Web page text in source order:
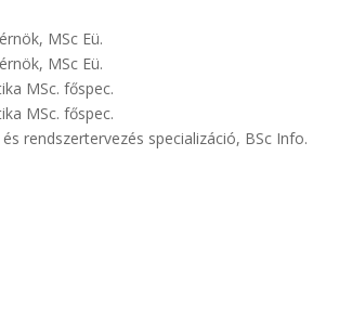
MSc Eü.
MSc Eü.
MSc. főspec.
MSc. főspec.
rendszertervezés specializáció, BSc Info.